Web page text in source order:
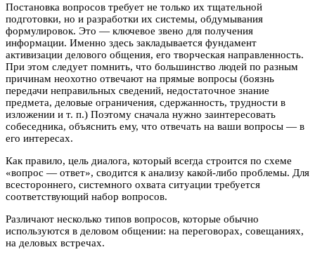
Постановка вопросов требует не только их тщательной
подготовки, но и разработки их системы, обдумывания
формулировок. Это — ключевое звено для получения
информации. Именно здесь закладывается фундамент
активизации делового общения, его творческая направленность.
При этом следует помнить, что большинство людей по разным
причинам неохотно отвечают на прямые вопросы (боязнь
передачи неправильных сведений, недостаточное знание
предмета, деловые ограничения, сдержанность, трудности в
изложении и т. п.) Поэтому сначала нужно заинтересовать
собеседника, объяснить ему, что отвечать на ваши вопросы — в
его интересах.
Как правило, цель диалога, который всегда строится по схеме
«вопрос — ответ», сводится к анализу какой-либо проблемы. Для
всестороннего, системного охвата ситуации требуется
соответствующий набор вопросов.
Различают несколько типов вопросов, которые обычно
используются в деловом общении: на переговорах, совещаниях,
на деловых встречах.